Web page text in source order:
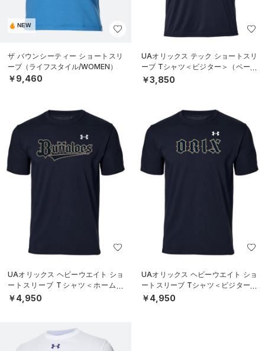
NEW
ザ バウンシーティー ショートスリ
ーブ（ライフスタイル/WOMEN）
￥9,460
UAオリックス テック ショートスリ
ーブ Tシャツ＜ビジター＞（ベース
ボール/UNISEX）
￥3,850
UAオリックス ヘビーウエイト ショ
ートスリーブ Tシャツ＜ホーム＞
（ベースボール/UNISEX）
￥4,950
UAオリックス ヘビーウエイト ショ
ートスリーブ Tシャツ＜ビジター＞
（ベースボール/UNISEX）
￥4,950